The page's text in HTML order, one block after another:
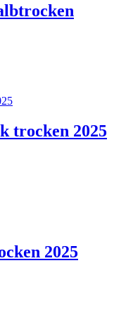
trocken 2025
2025